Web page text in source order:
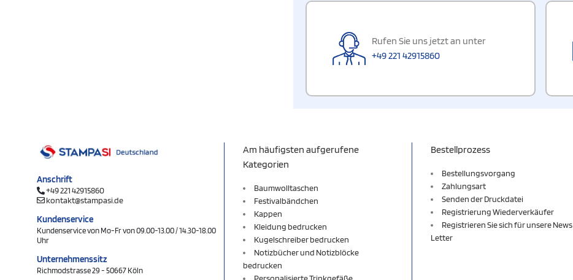
Rufen Sie uns jetzt an unter
+49 221 42915860
Anschrift
+49 221 42915860
kontakt@stampasi.de
Kundenservice
Kundenservice von Mo-Fr von 09.00-13.00 / 14.30-18.00
Uhr
Unternehmenssitz
Richmodstrasse 29 - 50667 Köln
Am häufigsten aufgerufene
Kategorien
Baumwolltaschen
Festivalbändchen
Kappen
Kleidung bedrucken
Kugelschreiber bedrucken
Notizbücher und Notizblöcke
bedrucken
Personalisierte Trinkgefäße
Bestellprozess
Bestellungsvorgang
Zahlungsart
Senden der Druckdatei
Registrierung Wiederverkäufer
Registrieren Sie sich für unsere News
Letter